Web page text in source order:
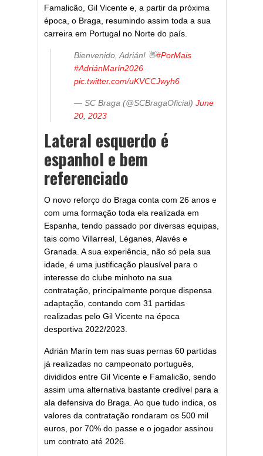
Famalicão, Gil Vicente e, a partir da próxima
época, o Braga, resumindo assim toda a sua
carreira em Portugal no Norte do país.
Bienvenido, Adrián! 👋#PorMais
#AdriánMarín2026
pic.twitter.com/uKVCCJwyh6
— SC Braga (@SCBragaOficial) June
20, 2023
Lateral esquerdo é
espanhol e bem
referenciado
O novo reforço do Braga conta com 26 anos e
com uma formação toda ela realizada em
Espanha, tendo passado por diversas equipas,
tais como Villarreal, Léganes, Alavés e
Granada. A sua experiência, não só pela sua
idade, é uma justificação plausível para o
interesse do clube minhoto na sua
contratação, principalmente porque dispensa
adaptação, contando com 31 partidas
realizadas pelo Gil Vicente na época
desportiva 2022/2023.
Adrián Marín tem nas suas pernas 60 partidas
já realizadas no campeonato português,
divididos entre Gil Vicente e Famalicão, sendo
assim uma alternativa bastante credível para a
ala defensiva do Braga. Ao que tudo indica, os
valores da contratação rondaram os 500 mil
euros, por 70% do passe e o jogador assinou
um contrato até 2026.